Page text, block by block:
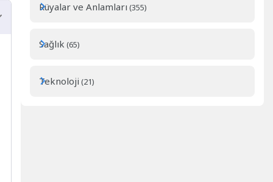
Rüyalar ve Anlamları (355)
Sağlık (65)
Teknoloji (21)